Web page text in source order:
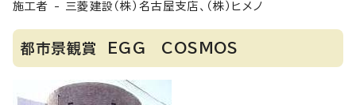
施工者 - 三菱建設（株）名古屋支店、（株）ヒメノ
都市景観賞 EGG COSMOS